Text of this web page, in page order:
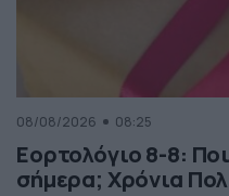
08/08/2026 08:25
Εορτολόγιο 8-8:
σήμερα; Χρόνια